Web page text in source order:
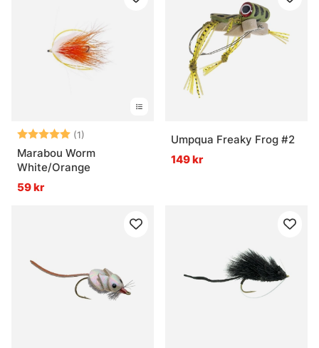
Betyg: (1)
5.0 utav 5 stjärnor
Marabou Worm
White/Orange
59 kr
Umpqua Freaky Frog #2
149 kr